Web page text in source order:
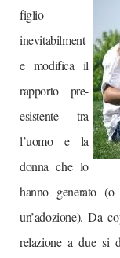
figlio
inevitabilment
e modifica il
rapporto pre-
esistente tra
l’uomo e la
donna che lo
hanno generato
un’adozione). Da
relazione a due si